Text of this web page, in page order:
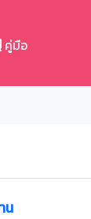
คู่มือ
น